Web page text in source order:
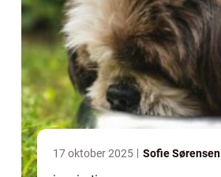
17 oktober 2025 Sofie Sørensen